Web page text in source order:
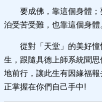
要成佛，靠這個身體
泊受苦受難，也靠這個身體
從對「天堂」的美好
生，跟隨具德上師系統聞
地前行，讓此生有因緣福
正掌握在你們自己手中!